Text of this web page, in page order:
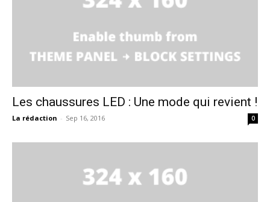
Les chaussures LED : Une mode qui revient !
La rédaction - Sep 16, 2016 0